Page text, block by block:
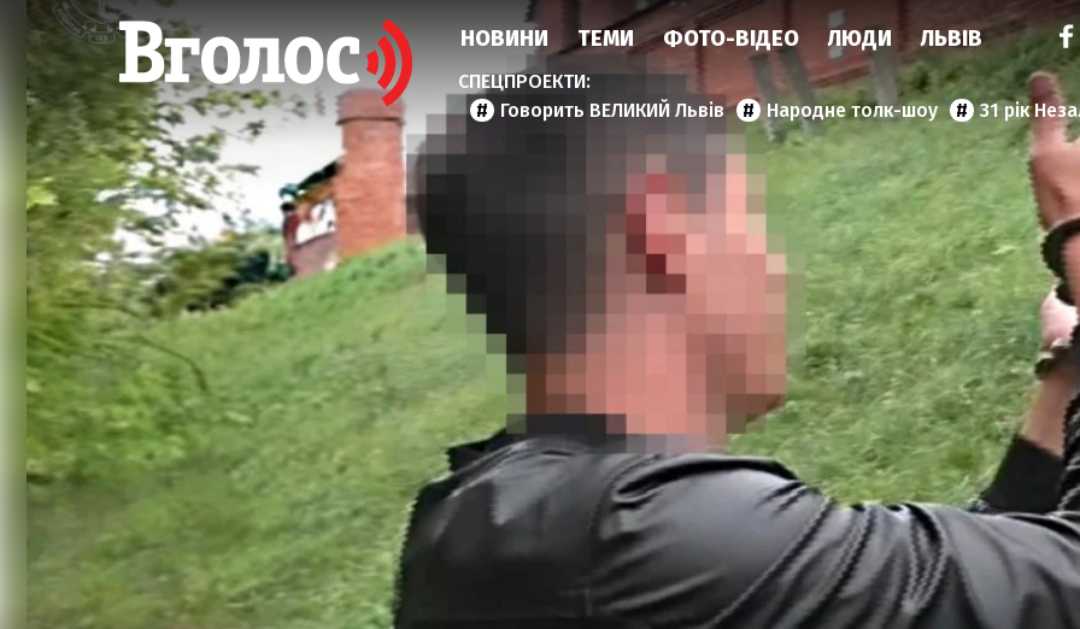
НОВИНИ ТЕМИ ФОТО-ВІДЕО ЛЮДИ ЛЬВІВ
Говорить ВЕЛИКИЙ Львів Народне толк-шоу 31 рік